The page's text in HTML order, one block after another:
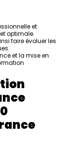
et
optimale.
faire évoluer les
et la mise en